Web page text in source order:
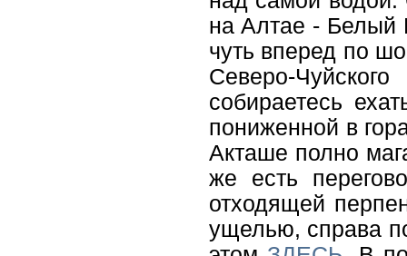
на Алтае - Белый
чуть вперед по
Северо-
собираетесь
пониженной в
Акташе полно
же есть
отходящей
ущелью, справа